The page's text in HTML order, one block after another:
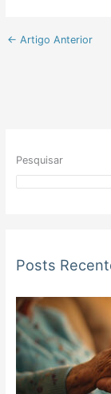
← Artigo Anterior
Pesquisar
Posts